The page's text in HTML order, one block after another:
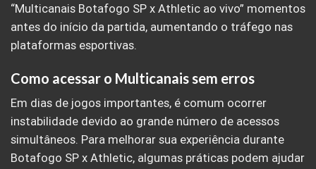
“Multicanais Botafogo SP x Athletic ao vivo” momentos
antes do início da partida, aumentando o tráfego nas
plataformas esportivas.
Como acessar o Multicanais sem erros
Em dias de jogos importantes, é comum ocorrer
instabilidade devido ao grande número de acessos
simultâneos. Para melhorar sua experiência durante
Botafogo SP x Athletic, algumas práticas podem ajudar